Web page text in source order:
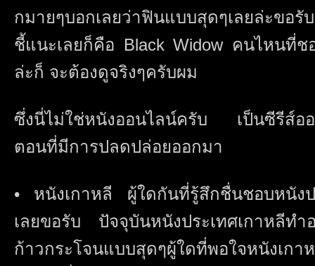
กมายๆบอกเลยว่าฟินแบบสุดๆเลยล่ะข
ชี้แนะเลยก็คือ Black Widow คนไหนที่
ล่ะก็ จะต้องดูจริงๆครับผม
ซึ่งนี่ไม่ใช่หนังออนไลน์ครับ เป็นซีรีส์อ
ตอนที่มีการปลดปล่อยออกมา
• หนังเกาหลี ผู้ใดกันที่รู้สึกชื่นชอบหนังป
เลยขอรับ ปัจจุบันหนังประเทศเกาหลีทำ
ก้าวกระโจนแบบสุดๆผู้ใดที่พอใจหนังเกา